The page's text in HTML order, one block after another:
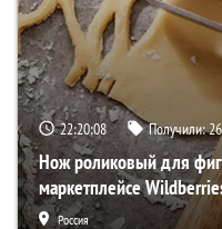
22:20:07 Получили:
Нож роликовый для
маркетплейсе
Россия